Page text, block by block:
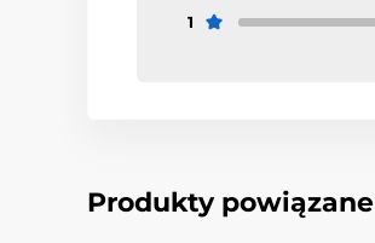
1
Produkty powiązane